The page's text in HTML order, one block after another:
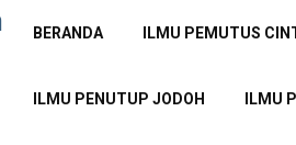
BERANDA ILMU PEMUTUS
ILMU PENUTUP JODOH ILMU